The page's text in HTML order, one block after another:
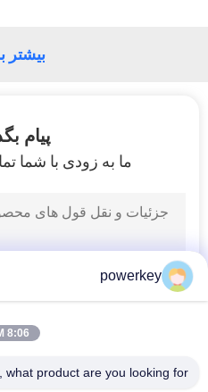
بیشتر
پیام
ما به زودی با شما
powerkey
8:06 AM
what product are you looking for?